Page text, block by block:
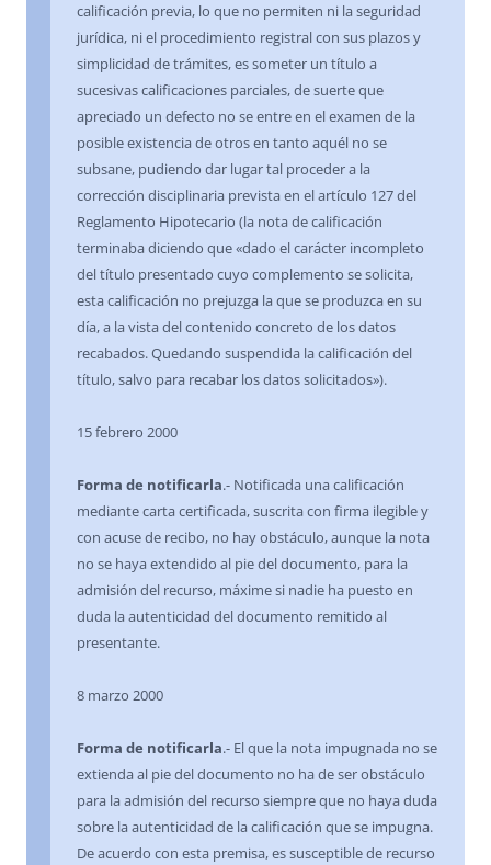
calificación previa, lo que no permiten ni la seguridad
jurídica, ni el procedimiento registral con sus plazos y
simplicidad de trámites, es someter un título a
sucesivas calificaciones parciales, de suerte que
apreciado un defecto no se entre en el examen de la
posible existencia de otros en tanto aquél no se
subsane, pudiendo dar lugar tal proceder a la
corrección disciplinaria prevista en el artículo 127 del
Reglamento Hipotecario (la nota de calificación
terminaba diciendo que «dado el carácter incompleto
del título presentado cuyo complemento se solicita,
esta calificación no prejuzga la que se produzca en su
día, a la vista del contenido concreto de los datos
recabados. Quedando suspendida la calificación del
título, salvo para recabar los datos solicitados»).
15 febrero 2000
Forma de notificarla.- Notificada una calificación
mediante carta certificada, suscrita con firma ilegible y
con acuse de recibo, no hay obstáculo, aunque la nota
no se haya extendido al pie del documento, para la
admisión del recurso, máxime si nadie ha puesto en
duda la autenticidad del documento remitido al
presentante.
8 marzo 2000
Forma de notificarla.- El que la nota impugnada no se
extienda al pie del documento no ha de ser obstáculo
para la admisión del recurso siempre que no haya duda
sobre la autenticidad de la calificación que se impugna.
De acuerdo con esta premisa, es susceptible de recurso